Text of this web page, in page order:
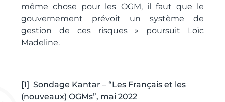
même chose pour les OGM, il faut que le
gouvernement prévoit un système de
gestion de ces risques » poursuit Loïc
Madeline.
[1] Sondage Kantar – “Les Français et les
(nouveaux) OGMs”, mai 2022